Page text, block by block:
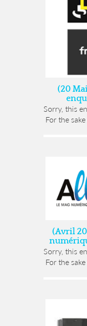
(20
Sorry, this
For the
(Avril
Sorry, this
For the